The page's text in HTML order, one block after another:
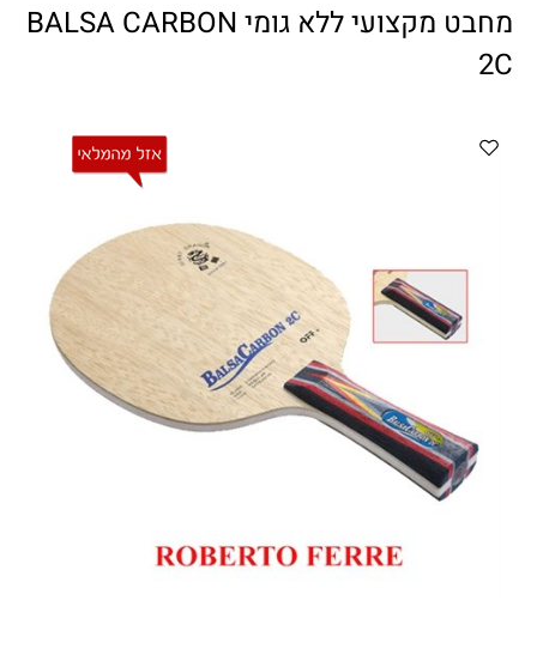
ווטצאפ(הודעות בלבד ):
052-8059900
מענה טלפוני:
בין השעות 9:00-17:00
באתר
citysport1@013.net
citysport2@013.net
מחבט מקצועי ללא גומי BALSA CARBON
2C